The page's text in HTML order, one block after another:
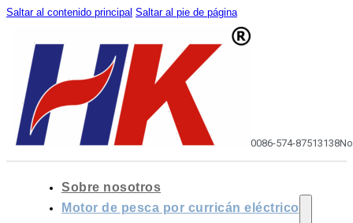
Saltar al contenido principal Saltar al pie de página
0086-574-87513138
Sobre nosotros
Motor de pesca por curricán eléctrico